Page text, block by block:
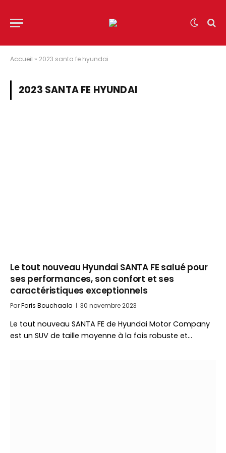
Accueil » 2023 santa fe hyundai
2023 SANTA FE HYUNDAI
Le tout nouveau Hyundai SANTA FE salué pour
ses performances, son confort et ses
caractéristiques exceptionnels
ParFaris Bouchaala 30 novembre 2023
Le tout nouveau SANTA FE de Hyundai Motor Company
est un SUV de taille moyenne à la fois robuste et…